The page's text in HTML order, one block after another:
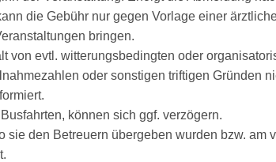
die Gebühr nur gegen Vorlage einer
bringen.
von evtl. witterungsbedingten oder
oder sonstigen triftigen Gründen
können sich ggf. verzögern.
den Betreuern übergeben wurden bzw. am